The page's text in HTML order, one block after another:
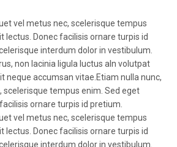
vel metus nec, scelerisque tempus
lectus. Donec facilisis ornare turpis id
interdum dolor in vestibulum.
non lacinia ligula luctus aIn volutpat
neque accumsan vitae.Etiam nulla nunc,
scelerisque tempus enim. Sed eget
ornare turpis id pretium.
vel metus nec, scelerisque tempus
lectus. Donec facilisis ornare turpis id
interdum dolor in vestibulum.